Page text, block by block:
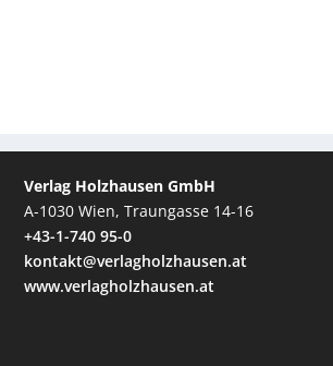
Verlag Holzhausen GmbH
A-1030 Wien, Traungasse 14-16
+43-1-740 95-0
kontakt@verlagholzhausen.at
www.verlagholzhausen.at